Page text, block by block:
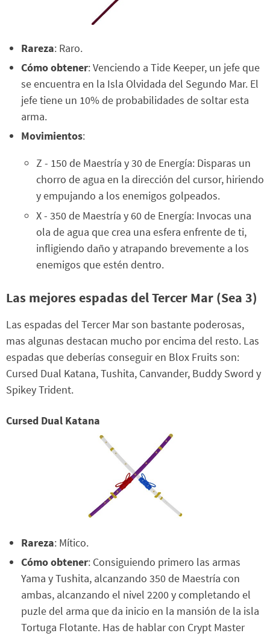
Rareza: Raro.
Cómo obtener: Venciendo a Tide Keeper, un jefe que
se encuentra en la Isla Olvidada del Segundo Mar. El
jefe tiene un 10% de probabilidades de soltar esta
arma.
Movimientos:
Z - 150 de Maestría y 30 de Energía: Disparas un
chorro de agua en la dirección del cursor, hiriendo
y empujando a los enemigos golpeados.
X - 350 de Maestría y 60 de Energía: Invocas una
ola de agua que crea una esfera enfrente de ti,
infligiendo daño y atrapando brevemente a los
enemigos que estén dentro.
Las mejores espadas del Tercer Mar (Sea 3)
Las espadas del Tercer Mar son bastante poderosas,
mas algunas destacan mucho por encima del resto. Las
espadas que deberías conseguir en Blox Fruits son:
Cursed Dual Katana, Tushita, Canvander, Buddy Sword y
Spikey Trident.
Cursed Dual Katana
Rareza: Mítico.
Cómo obtener: Consiguiendo primero las armas
Yama y Tushita, alcanzando 350 de Maestría con
ambas, alcanzando el nivel 2200 y completando el
puzle del arma que da inicio en la mansión de la isla
Tortuga Flotante. Has de hablar con Crypt Master